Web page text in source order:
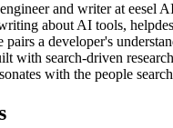
and writer at eesel
about AI tools,
pairs a developer's
with search-driven
with the people